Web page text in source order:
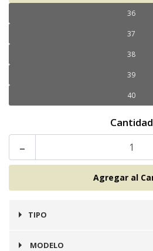
36
37
38
39
40
Cantidad
-
TIPO
Alpargata
MODELO